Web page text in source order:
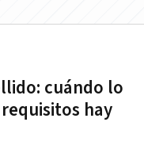
cuándo lo
hay